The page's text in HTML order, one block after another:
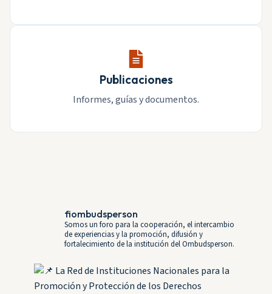
Publicaciones
Informes, guías y documentos.
fiombudsperson
Somos un foro para la cooperación, el intercambio
de experiencias y la promoción, difusión y
fortalecimiento de la institución del Ombudsperson.